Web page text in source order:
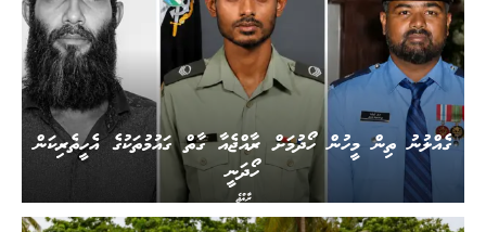
ރާއްޖެ
ގެއްލުނު ތިން މީހުން ހޯދުމަށް ރާއްޖެއާ ގާތް ގައުމުތަކުގެ އެހީތެރިކަން
ހޯދަނީ